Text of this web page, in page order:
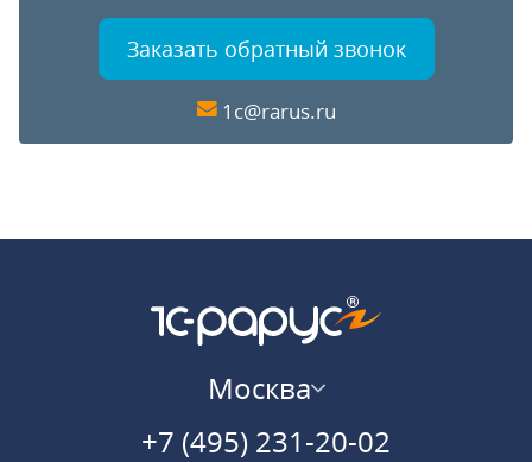
Заказать обратный звонок
1c@rarus.ru
Москва
+7 (495) 231-20-02